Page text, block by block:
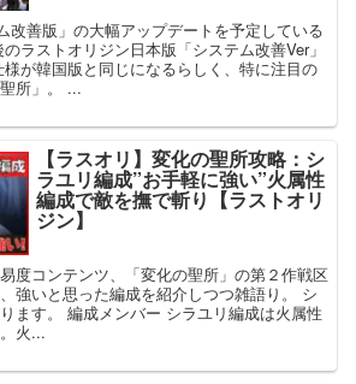
改善版」の大幅アップデートを予定している
ラストオリジン日本版「システム改善Ver」
が韓国版と同じになるらしく、特に注目の
所」。 ...
【ラスオリ】変化の聖所攻略：シ
ラユリ編成”お手軽に強い”火属性
編成で敵を撫で斬り【ラストオリ
ジン】
度コンテンツ、「変化の聖所」の第２作戦区
強いと思った編成を紹介しつつ雑語り。 シ
ます。 編成メンバー シラユリ編成は火属性
火...